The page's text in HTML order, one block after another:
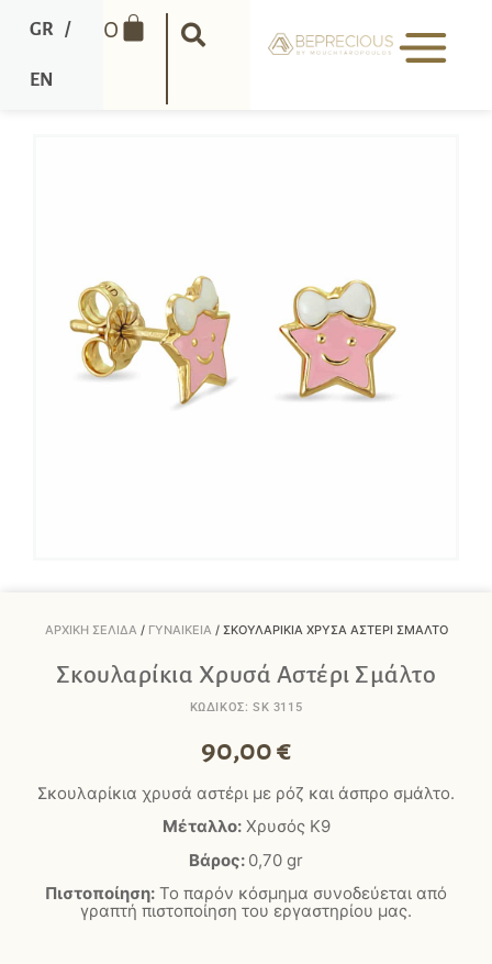
0
GR /
EN
ΑΡΧΙΚΉ ΣΕΛΊΔΑ / ΓΥΝΑΙΚΕΊΑ / ΣΚΟΥΛΑΡΊΚΙΑ ΧΡΥΣΆ ΑΣΤΈΡΙ ΣΜΆΛΤΟ
Σκουλαρίκια Χρυσά Αστέρι Σμάλτο
ΚΩΔΙΚΟΣ: SK 3115
90,00€
Σκουλαρίκια χρυσά αστέρι με ρόζ και άσπρο σμάλτο.
Μέταλλο:Χρυσός Κ9
Βάρος: 0,70 gr
Πιστοποίηση: Το παρόν κόσμημα συνοδεύεται από
γραπτή πιστοποίηση του εργαστηρίου μας.